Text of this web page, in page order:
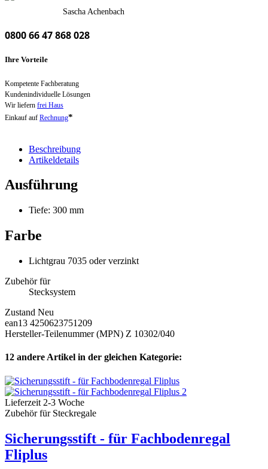
Sascha Achenbach
0800 66 47 868 028
Ihre Vorteile
Kompetente Fachberatung
Kundenindividuelle Lösungen
Wir liefern frei Haus
Einkauf auf Rechnung*
Beschreibung
Artikeldetails
Ausführung
Tiefe: 300 mm
Farbe
Lichtgrau 7035 oder verzinkt
Zubehör für
Stecksystem
Zustand Neu
ean13 4250623751209
Hersteller-Teilenummer (MPN) Z 10302/040
12 andere Artikel in der gleichen Kategorie:
Lieferzeit 2-3 Woche
Zubehör für Steckregale
Sicherungsstift - für Fachbodenregal
Fliplus